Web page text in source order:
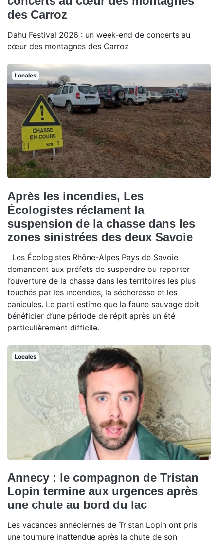
des Carroz
Dahu Festival 2026 : un week-end de concerts au
cœur des montagnes des Carroz
Locales
Après les incendies, Les
Écologistes réclament la
suspension de la chasse dans les
zones sinistrées des deux Savoie
Les Écologistes Rhône-Alpes Pays de Savoie
demandent aux préfets de suspendre ou reporter
l’ouverture de la chasse dans les territoires les plus
touchés par les incendies, la sécheresse et les
canicules. Le parti estime que la faune sauvage doit
bénéficier d’une période de répit après un été
particulièrement difficile.
Locales
Annecy : le compagnon de Tristan
Lopin termine aux urgences après
une chute au bord du lac
Les vacances annéciennes de Tristan Lopin ont pris
une tournure inattendue après la chute de son